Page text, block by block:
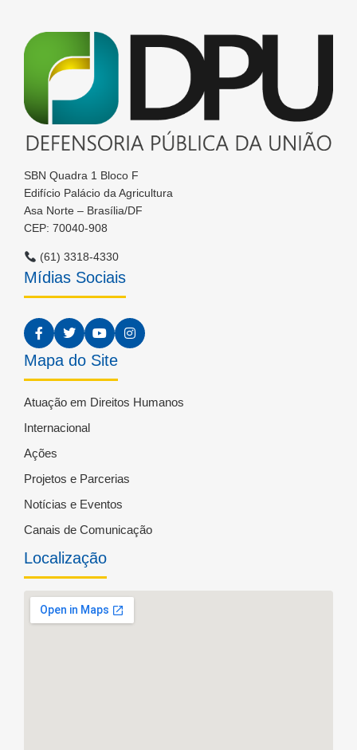
SBN Quadra 1 Bloco F
Edifício Palácio da Agricultura
Asa Norte – Brasília/DF
CEP: 70040-908
(61) 3318-4330
Mídias Sociais
Mapa do Site
Atuação em Direitos Humanos
Internacional
Ações
Projetos e Parcerias
Notícias e Eventos
Canais de Comunicação
Localização